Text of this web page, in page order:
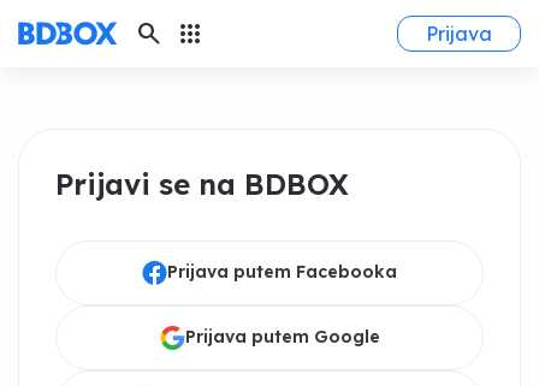
search apps Prijava
Prijavi se na BDBOX
Prijava putem Facebooka
Prijava putem Google